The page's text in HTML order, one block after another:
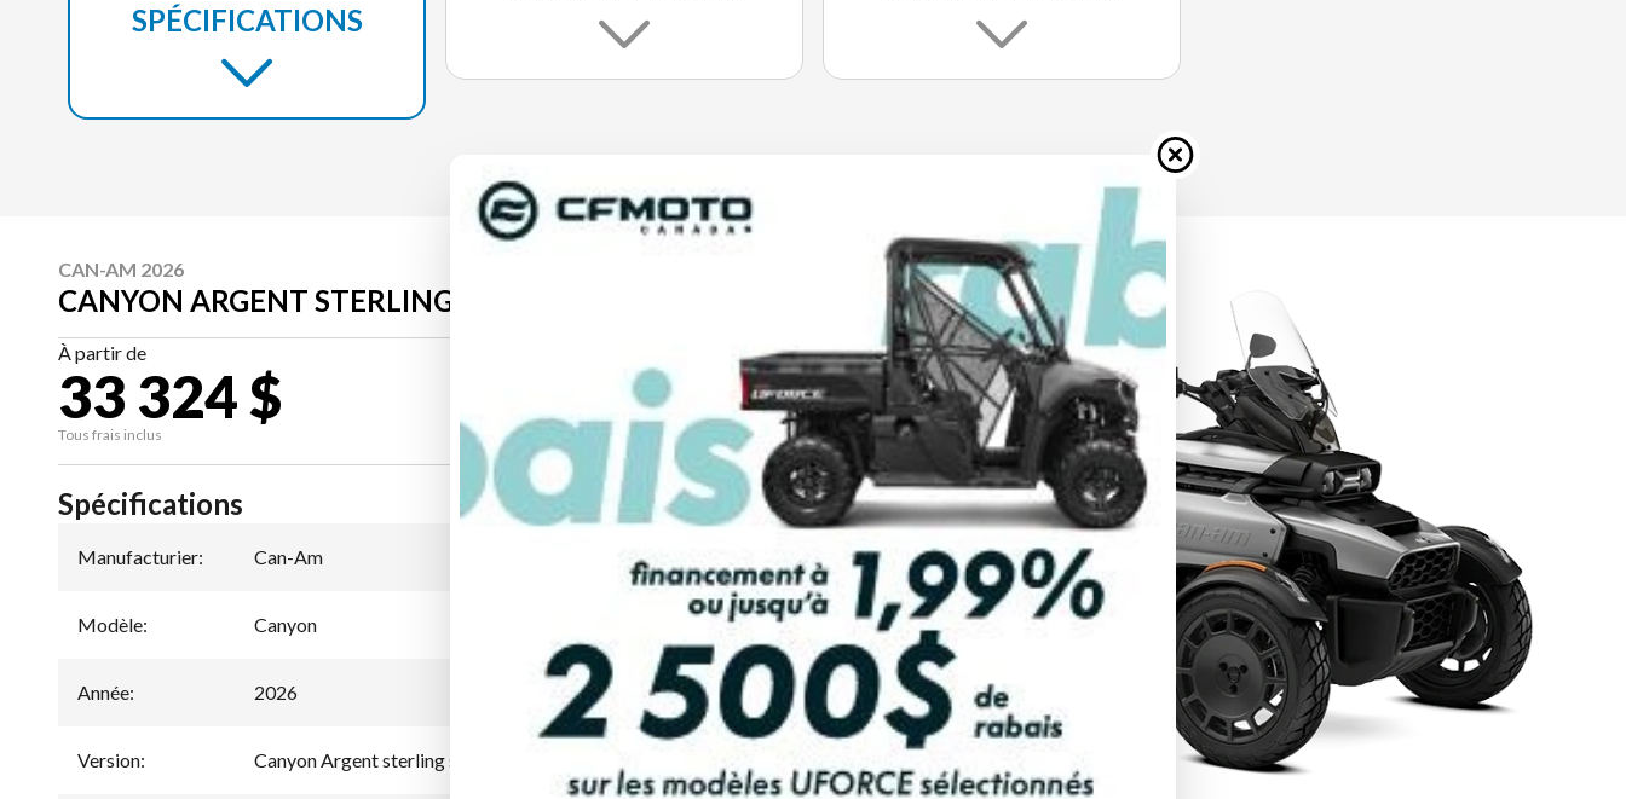
SPÉCIFICATIONS
CAN-AM 2026
CANYON ARGENT STERLING SATIN ROTAX 1330 ACE
À partir de
33 324 $
Tous frais inclus
CALCULATRICE DE PAIEMENT
Spécifications
Manufacturier: Can-Am
Modèle: Canyon
Année: 2026
Version: Canyon Argent sterling satin Rotax 1330 ACE